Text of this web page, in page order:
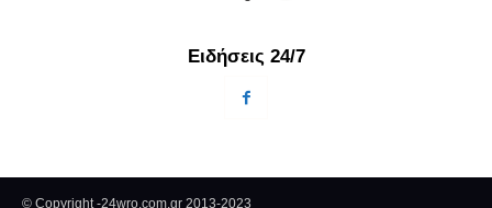
Ειδήσεις 24/7
© Copyright -24wro.com.gr 2013-2023